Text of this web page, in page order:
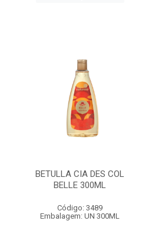
BETULLA CIA DES COL
BELLE 300ML
Código: 3489
Embalagem: UN 300ML